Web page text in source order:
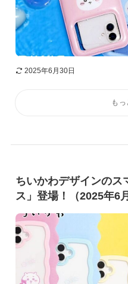
2025年6月30日
ちいかわデザインのス
ス」登場！（2025年6